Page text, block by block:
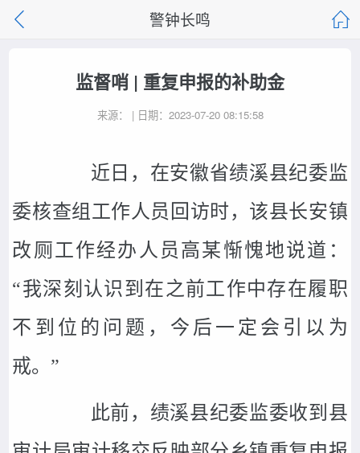
警钟长鸣
监督哨 | 重复申报的补助金
来源： | 日期：2023-07-20 08:15:58
近日，在安徽省绩溪县纪委监
委核查组工作人员回访时，该县长安镇
改厕工作经办人员高某惭愧地说道：
“我深刻认识到在之前工作中存在履职
不到位的问题，今后一定会引以为
戒。”
此前，绩溪县纪委监委收到县